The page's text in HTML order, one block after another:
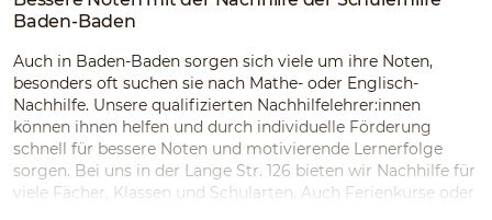
Baden-Baden
Auch in Baden-Baden sorgen sich viele um ihre Noten,
besonders oft suchen sie nach Mathe- oder Englisch-
Nachhilfe. Unsere qualifizierten Nachhilfelehrer:innen
können ihnen helfen und durch individuelle Förderung
schnell für bessere Noten und motivierende Lernerfolge
sorgen. Bei uns in der Lange Str. 126 bieten wir Nachhilfe für
viele Fächer, Klassen und Schularten. Auch Ferienkurse oder